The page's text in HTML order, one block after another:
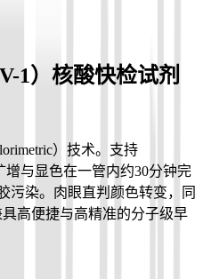
1）核酸快检试剂
）技术。支持
与显色在一管内约30分钟完
污染。肉眼直判颜色转变，同
高便捷与高精准的分子级早